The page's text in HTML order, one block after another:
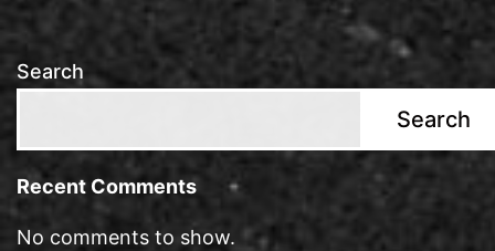
Search
Search
Recent Comments
No comments to show.